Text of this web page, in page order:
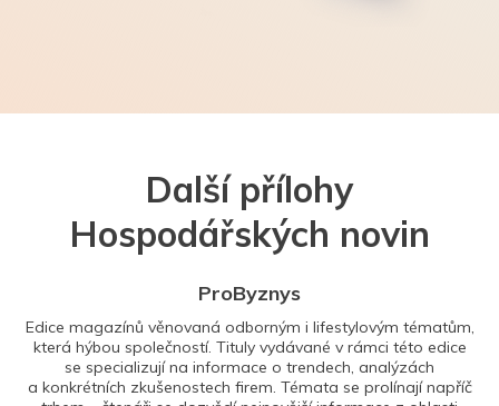
Další přílohy
Hospodářských novin
ProByznys
Edice magazínů věnovaná odborným i lifestylovým tématům,
která hýbou společností. Tituly vydávané v rámci této edice
se specializují na informace o trendech, analýzách
a konkrétních zkušenostech firem. Témata se prolínají napříč